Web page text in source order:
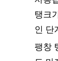
문의하기탱크
인 단
팽창